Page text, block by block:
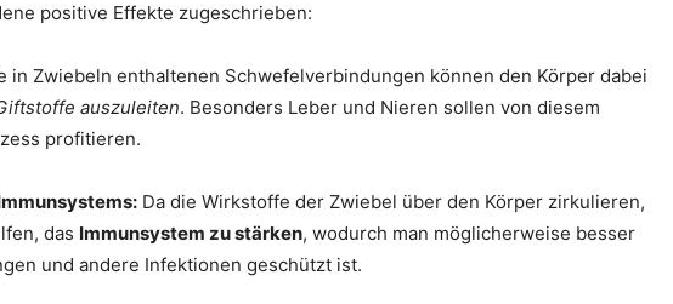
positive Effekte zugeschrieben:
in Zwiebeln enthaltenen Schwefelverbindungen können den Körper dabei
auszuleiten. Besonders Leber und Nieren sollen von diesem
profitieren.
Da die Wirkstoffe der Zwiebel über den Körper zirkulieren,
das Immunsystem zu stärken, wodurch man möglicherweise besser
und andere Infektionen geschützt ist.